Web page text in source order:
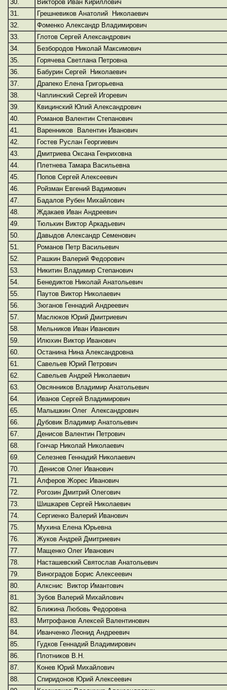
30.
Викторов Иван Кириллович
31.
Грешневиков Анатолий Николаевич
32.
Фоменко Александр Владимирович
33.
Глотов Сергей Александрович
34.
Безбородов Николай Максимович
35.
Горячева Светлана Петровна
36.
Бабурин Сергей Николаевич
37.
Драпеко Елена Григорьевна
38.
Чаплинский Сергей Игоревич
39.
Квицинский Юлий Александрович
40.
Романов Валентин Степанович
41.
Варенников Валентин Иванович
42.
Гостев Руслан Георгиевич
43.
Дмитриева Оксана Генриховна
44.
Плетнева Тамара Васильевна
45.
Попов Сергей Алексеевич
46.
Ройзман Евгений Вадимович
47.
Бадалов Рубен Михайлович
48.
Ждакаев Иван Андреевич
49.
Тюлькин Виктор Аркадьевич
50.
Давыдов Александр Семенович
51.
Романов Петр Васильевич
52.
Рашкин Валерий Федорович
53.
Никитин Владимир Степанович
54.
Бенедиктов Николай Анатольевич
55.
Паутов Виктор Николаевич
56.
Зюганов Геннадий Андреевич
57.
Маслюков Юрий Дмитриевич
58.
Мельников Иван Иванович
59.
Илюхин Виктор Иванович
60.
Останина Нина Александровна
61.
Савельев Юрий Петрович
62.
Савельев Андрей Николаевич
63.
Овсянников Владимир Анатольевич
64.
Иванов Сергей Владимирович
65.
Малышкин Олег Александрович
66.
Дубовик Владимир Анатольевич
67.
Денисов Валентин Петрович
68.
Гончар Николай Николаевич
69.
Селезнев Геннадий Николаевич
70.
Денисов Олег Иванович
71.
Алферов Жорес Иванович
72.
Рогозин Дмитрий Олегович
73.
Шишкарев Сергей Николаевич
74.
Сергиенко Валерий Иванович
75.
Мухина Елена Юрьевна
76.
Жуков Андрей Дмитриевич
77.
Мащенко Олег Иванович
78.
Насташевский Святослав Анатольевич
79.
Виноградов Борис Алексеевич
80.
Алкснис Виктор Имантович
81.
Зубов Валерий Михайлович
82.
Ближина Любовь Федоровна
83.
Митрофанов Алексей Валентинович
84.
Иванченко Леонид Андреевич
85.
Гудков Геннадий Владимирович
86.
Плотников В.Н.
87.
Конев Юрий Михайлович
88.
Спиридонов Юрий Алексеевич